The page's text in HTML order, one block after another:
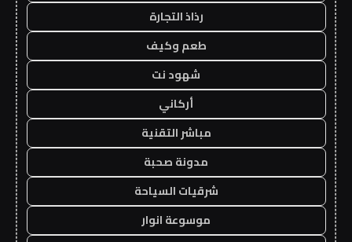
رذاذ التجارة
طعم وكيف
شهود نت
أركاني
مباشر التقنية
مدونة صحبة
شرقيات السياحة
موسوعة انوار